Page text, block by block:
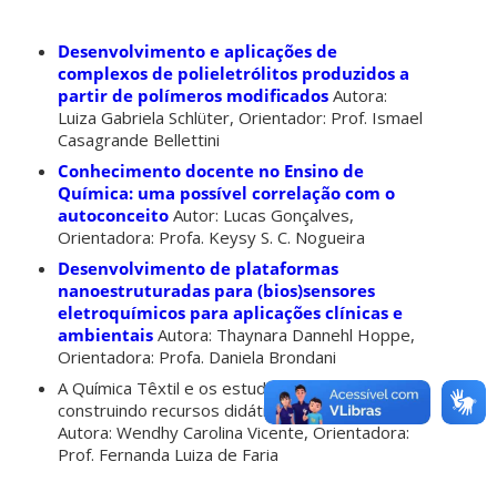
Desenvolvimento e aplicações de
complexos de polieletrólitos produzidos a
partir de polímeros modificados Autora:
Luiza Gabriela Schlüter, Orientador: Prof. Ismael
Casagrande Bellettini
Conhecimento docente no Ensino de
Química: uma possível correlação com o
autoconceito Autor: Lucas Gonçalves,
Orientadora: Profa. Keysy S. C. Nogueira
Desenvolvimento de plataformas
nanoestruturadas para (bios)sensores
eletroquímicos para aplicações clínicas e
ambientais Autora: Thaynara Dannehl Hoppe,
Orientadora: Profa. Daniela Brondani
A Química Têxtil e os estudos de casos:
construindo recursos didáticos –
Autora: Wendhy Carolina Vicente, Orientadora:
Prof. Fernanda Luiza de Faria